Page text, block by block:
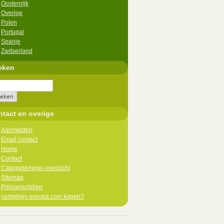
Oostenrijk
Overige
Polen
Portugal
Spanje
Zwitserland
en overige
Aanmelden
Email contact
Home
Contact
Categorie/regio-overzicht
Sitemap
Prijsverschillen
campings-europa.com kopen?